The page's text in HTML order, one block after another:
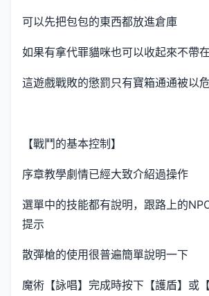
可以先把包包的東西都放進倉庫
如果有拿代罪貓咪也可以收起來不帶
這遊戲戰敗的懲罰只有寶箱通通被以
【戰鬥的基本控制】
序章教學劇情已經大致介紹過操作
選單中的技能都有說明，跟路上的
提示
散彈槍的使用很普遍簡單說明一下
魔術【詠唱】完成時按下【護盾】或